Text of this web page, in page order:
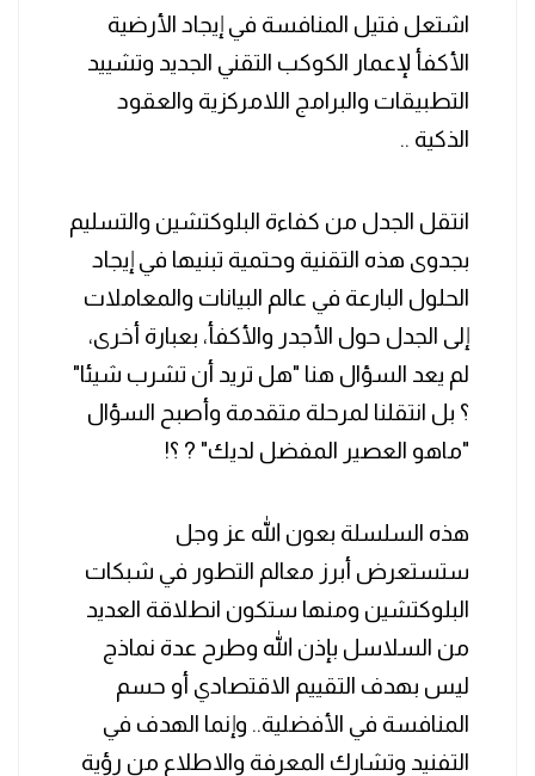
‏اشتعل فتيل المنافسة في إيجاد الأرضية
الأكفأ لإعمار الكوكب التقني الجديد وتشييد
التطبيقات والبرامج اللامركزية والعقود
الذكية ..
‏انتقل الجدل من كفاءة البلوكتشين والتسليم
بجدوى هذه التقنية وحتمية تبنيها في إيجاد
الحلول البارعة في عالم البيانات والمعاملات
إلى الجدل حول الأجدر والأكفأ، بعبارة أخرى،
لم يعد السؤال هنا "هل تريد أن تشرب شيئا"
؟ بل انتقلنا لمرحلة متقدمة وأصبح السؤال
"ماهو العصير المفضل لديك" ? ؟!
‏هذه السلسلة بعون الله عز وجل
ستستعرض أبرز معالم التطور في شبكات
البلوكتشين ومنها ستكون انطلاقة العديد
من السلاسل بإذن الله وطرح عدة نماذج
ليس بهدف التقييم الاقتصادي أو حسم
المنافسة في الأفضلية.. وإنما الهدف في
التفنيد وتشارك المعرفة والاطلاع من رؤية